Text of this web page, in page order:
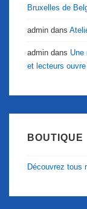
Bruxelles de
admin dans
admin dans Une
et lecteurs
BOUTIQUE
Découvrez tous